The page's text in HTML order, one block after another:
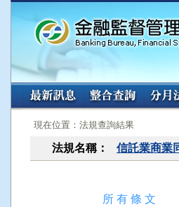
:::
現在位置：法規查詢結果
法規名稱： 信託業商業
所 有 條 文